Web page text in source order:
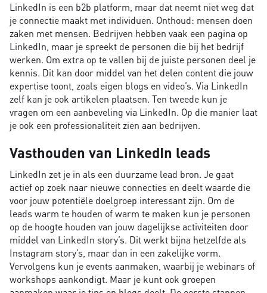
LinkedIn is een b2b platform, maar dat neemt niet weg dat
je connectie maakt met individuen. Onthoud: mensen doen
zaken met mensen. Bedrijven hebben vaak een pagina op
LinkedIn, maar je spreekt de personen die bij het bedrijf
werken. Om extra op te vallen bij de juiste personen deel je
kennis. Dit kan door middel van het delen content die jouw
expertise toont, zoals eigen blogs en video’s. Via LinkedIn
zelf kan je ook artikelen plaatsen. Ten tweede kun je
vragen om een aanbeveling via LinkedIn. Op die manier laat
je ook een professionaliteit zien aan bedrijven.
Vasthouden van LinkedIn leads
LinkedIn zet je in als een duurzame lead bron. Je gaat
actief op zoek naar nieuwe connecties en deelt waarde die
voor jouw potentiële doelgroep interessant zijn. Om de
leads warm te houden of warm te maken kun je personen
op de hoogte houden van jouw dagelijkse activiteiten door
middel van LinkedIn story’s. Dit werkt bijna hetzelfde als
Instagram story’s, maar dan in een zakelijke vorm.
Vervolgens kun je events aanmaken, waarbij je webinars of
workshops aankondigt. Maar je kunt ook groepen